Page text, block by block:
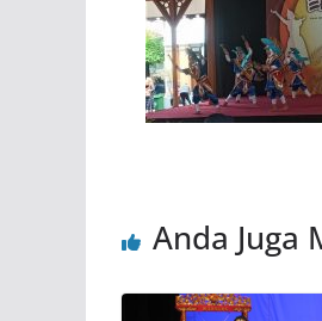
Anda Juga